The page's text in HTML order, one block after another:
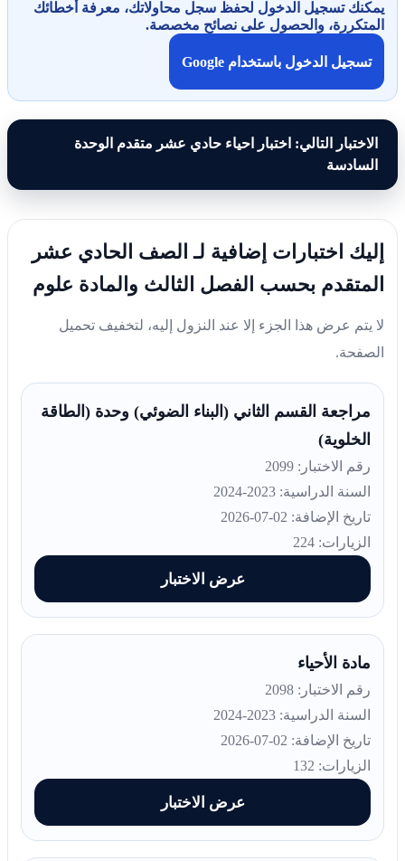
يمكنك تسجيل الدخول لحفظ سجل محاولاتك، معرفة أخطائك
المتكررة، والحصول على نصائح مخصصة.
تسجيل الدخول باستخدام Google
الاختبار التالي: اختبار احياء حادي عشر متقدم الوحدة
السادسة
إليك اختبارات إضافية لـ الصف الحادي عشر
المتقدم بحسب الفصل الثالث والمادة علوم
لا يتم عرض هذا الجزء إلا عند النزول إليه، لتخفيف تحميل
الصفحة.
مراجعة القسم الثاني (البناء الضوئي) وحدة (الطاقة
الخلوية)
رقم الاختبار: 2099
السنة الدراسية: 2023-2024
تاريخ الإضافة: 02-07-2026
الزيارات: 224
عرض الاختبار
مادة الأحياء
رقم الاختبار: 2098
السنة الدراسية: 2023-2024
تاريخ الإضافة: 02-07-2026
الزيارات: 132
عرض الاختبار